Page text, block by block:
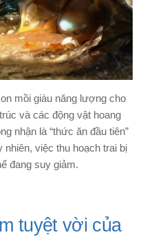
mồi giàu năng lượng cho
và các động vật hoang
nhận là “thức ăn đầu tiên”
nhiên, việc thu hoạch trai bị
đang suy giảm.
tuyệt vời của